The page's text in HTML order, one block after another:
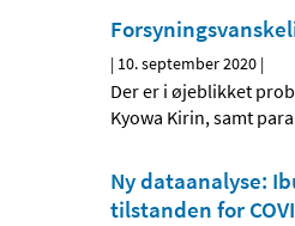
| 10. september 2020 |
Der er i øjeblikket
Kyowa Kirin, samt
Ny dataanalyse:
tilstanden for